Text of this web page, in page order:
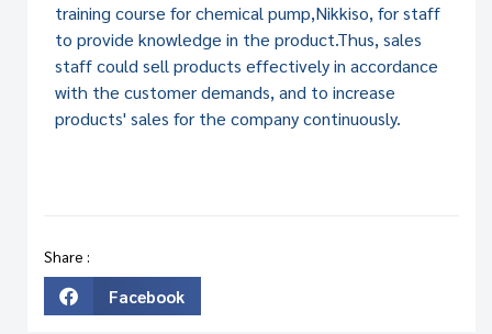
training course for chemical pump,Nikkiso, for staff
to provide knowledge in the product.Thus, sales
staff could sell products effectively in accordance
with the customer demands, and to increase
products' sales for the company continuously.
Share :
Facebook